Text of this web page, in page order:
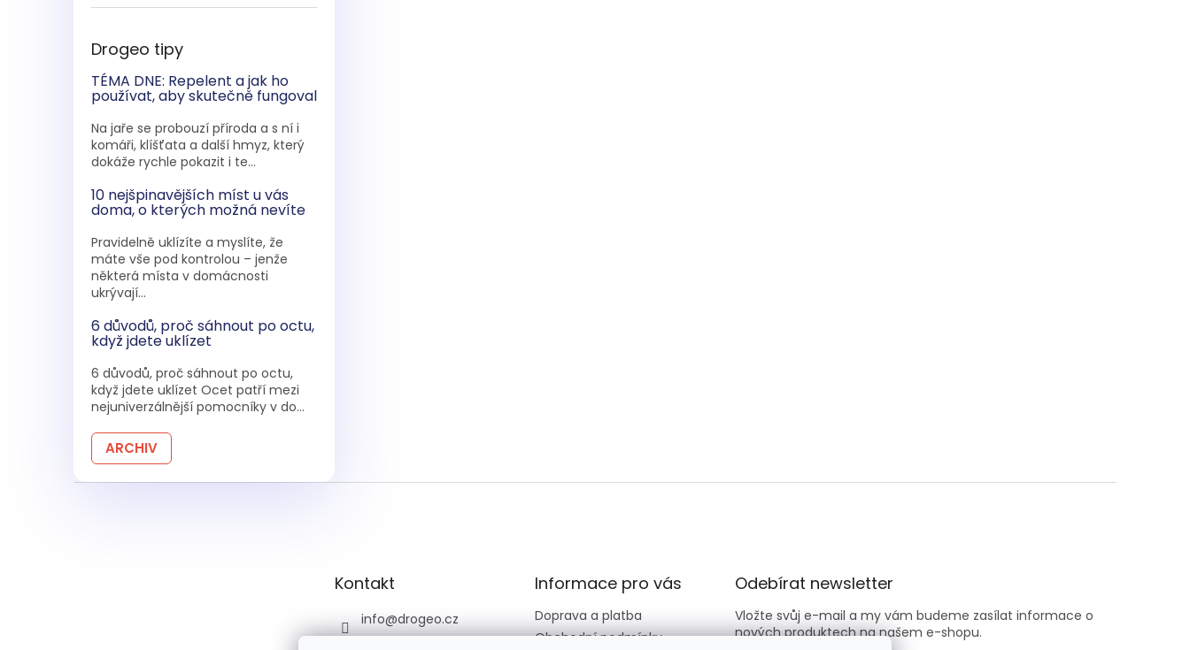
Drogeo tipy
TÉMA DNE: Repelent a jak ho
používat, aby skutečně fungoval
Na jaře se probouzí příroda a s ní i
komáři, klíšťata a další hmyz, který
dokáže rychle pokazit i te...
10 nejšpinavějších míst u vás
doma, o kterých možná nevíte
Pravidelně uklízíte a myslíte, že
máte vše pod kontrolou – jenže
některá místa v domácnosti
ukrývají...
6 důvodů, proč sáhnout po octu,
když jdete uklízet
6 důvodů, proč sáhnout po octu,
když jdete uklízet Ocet patří mezi
nejuniverzálnější pomocníky v do...
ARCHIV
Kontakt
info@drogeo.cz
Informace pro vás
Doprava a platba
Obchodní podmínky
Odebírat newsletter
Vložte svůj e-mail a my vám budeme zasílat informace o
nových produktech na našem e-shopu.